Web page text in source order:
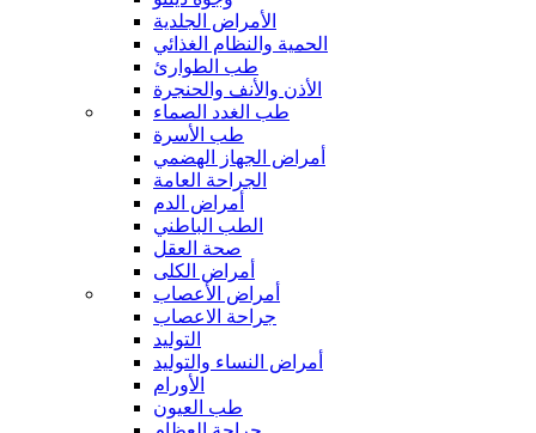
الأمراض الجلدية
الحمية والنظام الغذائي
طب الطوارئ
الأذن والأنف والحنجرة
طب الغدد الصماء
طب الأسرة
أمراض الجهاز الهضمي
الجراحة العامة
أمراض الدم
الطب الباطني
صحة العقل
أمراض الكلى
أمراض الأعصاب
جراحة الاعصاب
التوليد
أمراض النساء والتوليد
الأورام
طب العيون